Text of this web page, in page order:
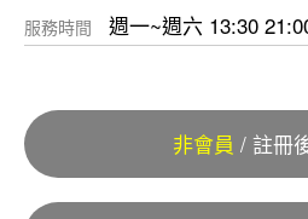
服務時間 週一~週六 13:30
非會員 / 註冊